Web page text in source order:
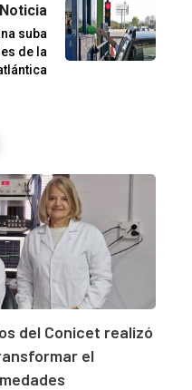
suba
de la
del Conicet realizó
el